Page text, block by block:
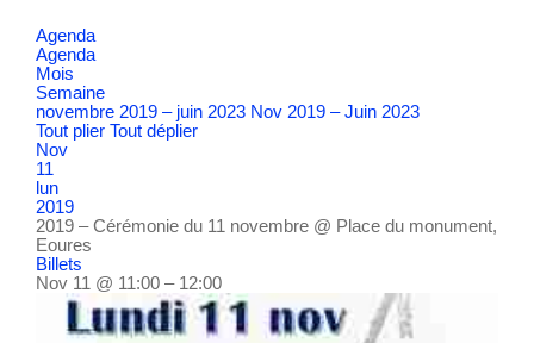
Agenda
Agenda
Mois
Semaine
novembre 2019 – juin 2023 Nov 2019 – Juin 2023
Tout plier Tout déplier
Nov
11
lun
2019
2019 – Cérémonie du 11 novembre @ Place du monument,
Eoures
Billets
Nov 11 @ 11:00 – 12:00